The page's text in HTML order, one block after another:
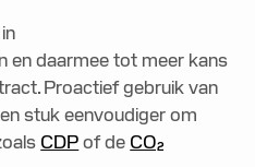
en daarmee tot meer kans
Proactief gebruik van
stuk eenvoudiger om
CDPof de CO₂